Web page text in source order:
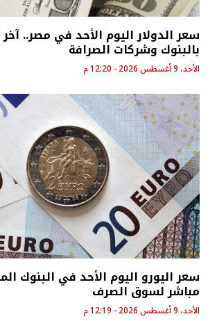
سعر الدولار اليوم الأحد في مصر..
بالبنوك وشركات الصرافة
الأحد، 9 أغسطس 2026 - 12:20 م
سعر اليورو اليوم الأحد في البنوك
مباشر لسوق الصرف
الأحد، 9 أغسطس 2026 - 12:19 م